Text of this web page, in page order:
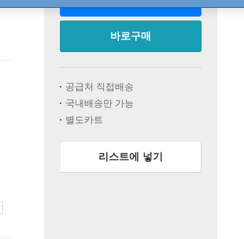
바로구매
공급처 직접배송
국내배송만 가능
별도카트
리스트에 넣기